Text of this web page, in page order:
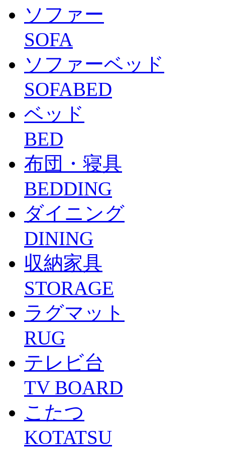
ソファー
SOFA
ソファーベッド
SOFABED
ベッド
BED
布団・寝具
BEDDING
ダイニング
DINING
収納家具
STORAGE
ラグマット
RUG
テレビ台
TV BOARD
こたつ
KOTATSU